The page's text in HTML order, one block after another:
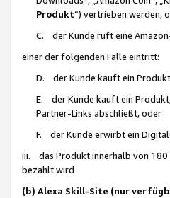
Produkt“) vertrieben werden,
C. der Kunde ruft eine
einer der folgenden Fälle eintritt:
D. der Kunde kauft ein
E. der Kunde kauft ein
Partner-Links abschließt, oder
F. der Kunde erwirbt ein
iii. das Produkt innerhalb von 180
bezahlt wird
(b) Alexa Skill-Site (nur